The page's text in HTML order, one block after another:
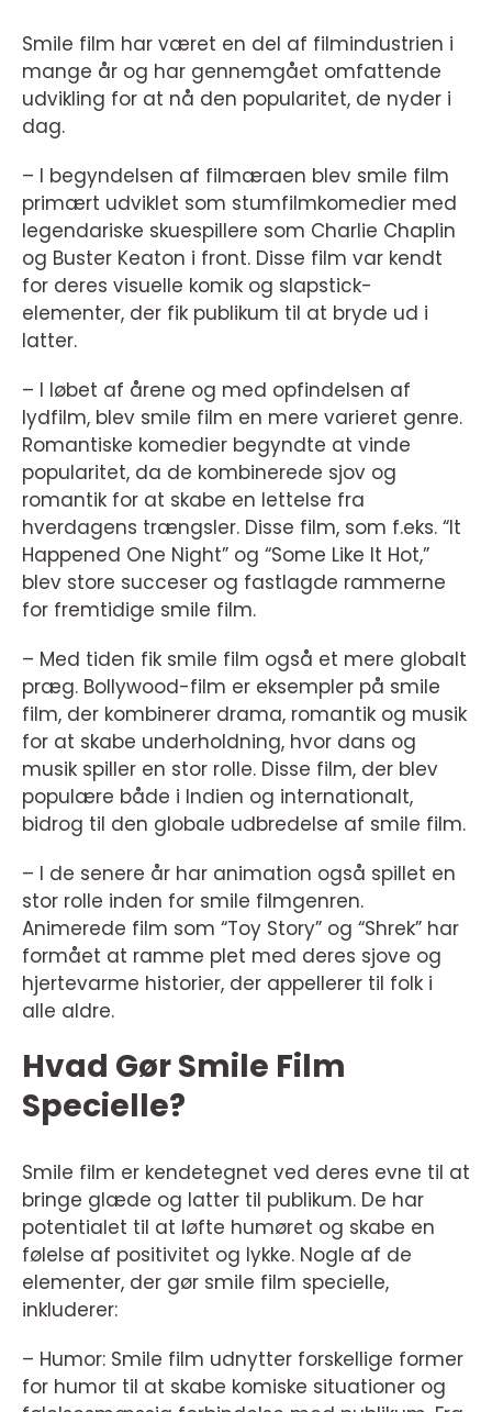
Smile film har været en del af filmindustrien i
mange år og har gennemgået omfattende
udvikling for at nå den popularitet, de nyder i
dag.
– I begyndelsen af filmæraen blev smile film
primært udviklet som stumfilmkomedier med
legendariske skuespillere som Charlie Chaplin
og Buster Keaton i front. Disse film var kendt
for deres visuelle komik og slapstick-
elementer, der fik publikum til at bryde ud i
latter.
– I løbet af årene og med opfindelsen af
lydfilm, blev smile film en mere varieret genre.
Romantiske komedier begyndte at vinde
popularitet, da de kombinerede sjov og
romantik for at skabe en lettelse fra
hverdagens trængsler. Disse film, som f.eks. “It
Happened One Night” og “Some Like It Hot,”
blev store succeser og fastlagde rammerne
for fremtidige smile film.
– Med tiden fik smile film også et mere globalt
præg. Bollywood-film er eksempler på smile
film, der kombinerer drama, romantik og musik
for at skabe underholdning, hvor dans og
musik spiller en stor rolle. Disse film, der blev
populære både i Indien og internationalt,
bidrog til den globale udbredelse af smile film.
– I de senere år har animation også spillet en
stor rolle inden for smile filmgenren.
Animerede film som “Toy Story” og “Shrek” har
formået at ramme plet med deres sjove og
hjertevarme historier, der appellerer til folk i
alle aldre.
Hvad Gør Smile Film
Specielle?
Smile film er kendetegnet ved deres evne til at
bringe glæde og latter til publikum. De har
potentialet til at løfte humøret og skabe en
følelse af positivitet og lykke. Nogle af de
elementer, der gør smile film specielle,
inkluderer:
– Humor: Smile film udnytter forskellige former
for humor til at skabe komiske situationer og